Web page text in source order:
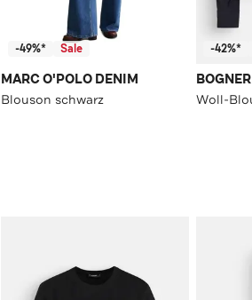
-49%* Sale
MARC O'POLO DENIM
Blouson schwarz
-42%*
BOGNER